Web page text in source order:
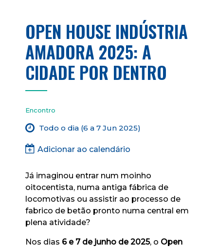
OPEN HOUSE INDÚSTRIA
AMADORA 2025: A
CIDADE POR DENTRO
Encontro
Todo o dia (6 a 7 Jun 2025)
Adicionar ao calendário
Já imaginou entrar num moinho
oitocentista, numa antiga fábrica de
locomotivas ou assistir ao processo de
fabrico de betão pronto numa central em
plena atividade?
Nos dias 6 e 7 de junho de 2025, o Open